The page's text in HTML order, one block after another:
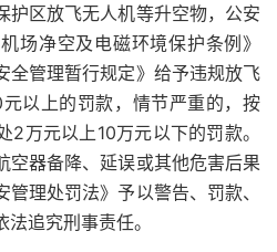
护区放飞无人机等升空物，公安
场净空及电磁环境保护条例》
全管理暂行规定》给予违规放飞
以上的罚款，情节严重的，按
2万元以上10万元以下的罚款。
空器备降、延误或其他危害后果
理处罚法》予以警告、罚款、
追究刑事责任。